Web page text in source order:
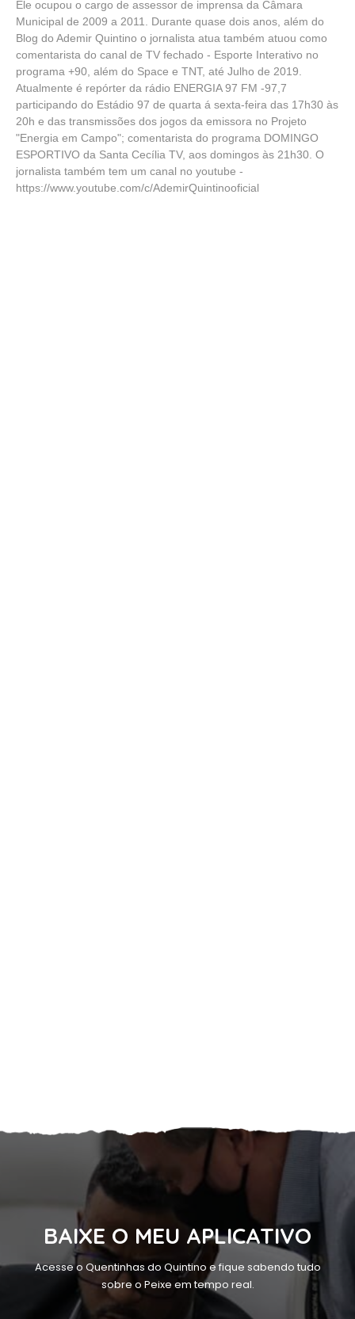
Ele ocupou o cargo de assessor de imprensa da Câmara
Municipal de 2009 a 2011. Durante quase dois anos, além do
Blog do Ademir Quintino o jornalista atua também atuou como
comentarista do canal de TV fechado - Esporte Interativo no
programa +90, além do Space e TNT, até Julho de 2019.
Atualmente é repórter da rádio ENERGIA 97 FM -97,7
participando do Estádio 97 de quarta á sexta-feira das 17h30 às
20h e das transmissões dos jogos da emissora no Projeto
"Energia em Campo"; comentarista do programa DOMINGO
ESPORTIVO da Santa Cecília TV, aos domingos às 21h30. O
jornalista também tem um canal no youtube -
https://www.youtube.com/c/AdemirQuintinooficial
BAIXE O MEU APLICATIVO
Acesse o Quentinhas do Quintino e fique sabendo tudo
sobre o Peixe em tempo real.